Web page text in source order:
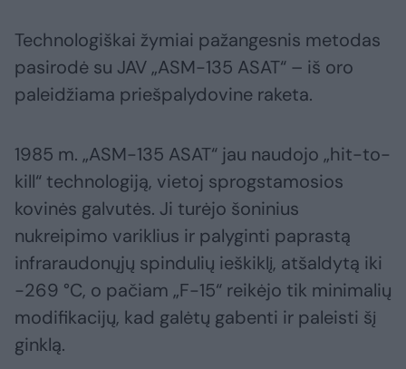
Technologiškai žymiai pažangesnis metodas
pasirodė su JAV „ASM-135 ASAT“ – iš oro
paleidžiama priešpalydovine raketa.
1985 m. „ASM-135 ASAT“ jau naudojo „hit-to-
kill“ technologiją, vietoj sprogstamosios
kovinės galvutės. Ji turėjo šoninius
nukreipimo variklius ir palyginti paprastą
infraraudonųjų spindulių ieškiklį, atšaldytą iki
−269 °C, o pačiam „F-15“ reikėjo tik minimalių
modifikacijų, kad galėtų gabenti ir paleisti šį
ginklą.